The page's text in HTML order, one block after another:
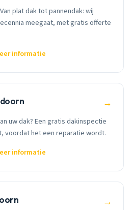
plat dak tot pannendak: wij
meegaat, met gratis offerte
informatie
→
uw dak? Een gratis dakinspectie
voordat het een reparatie wordt.
informatie
→